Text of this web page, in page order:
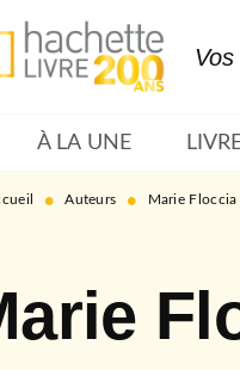
RECHERCHE
À LA UNE
• Auteurs • Marie Floccia